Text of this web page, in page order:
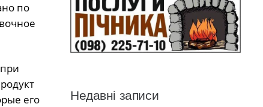
по
его
Недавні записи